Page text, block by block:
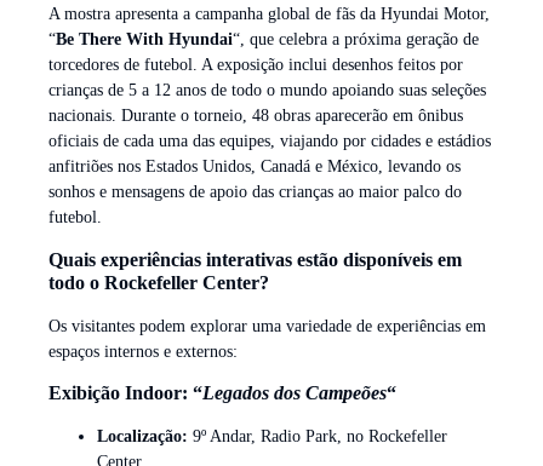
A mostra apresenta a campanha global de fãs da Hyundai Motor,
“Be There With Hyundai“, que celebra a próxima geração de
torcedores de futebol. A exposição inclui desenhos feitos por
crianças de 5 a 12 anos de todo o mundo apoiando suas seleções
nacionais. Durante o torneio, 48 obras aparecerão em ônibus
oficiais de cada uma das equipes, viajando por cidades e estádios
anfitriões nos Estados Unidos, Canadá e México, levando os
sonhos e mensagens de apoio das crianças ao maior palco do
futebol.
Quais experiências interativas estão disponíveis em
todo o Rockefeller Center?
Os visitantes podem explorar uma variedade de experiências em
espaços internos e externos:
Exibição Indoor: “Legados dos Campeões“
Localização: 9º Andar, Radio Park, no Rockefeller
Center